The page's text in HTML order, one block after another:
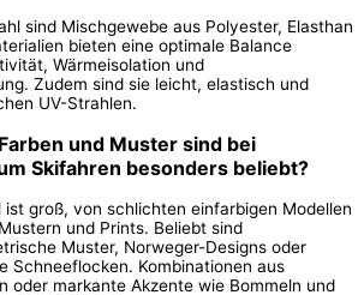
sind Mischgewebe aus Polyester, Elasthan
bieten eine optimale Balance
Wärmeisolation und
Zudem sind sie leicht, elastisch und
UV-Strahlen.
und Muster sind bei
Skifahren besonders beliebt?
groß, von schlichten einfarbigen Modellen
und Prints. Beliebt sind
Muster, Norweger-Designs oder
Schneeflocken. Kombinationen aus
oder markante Akzente wie Bommeln und